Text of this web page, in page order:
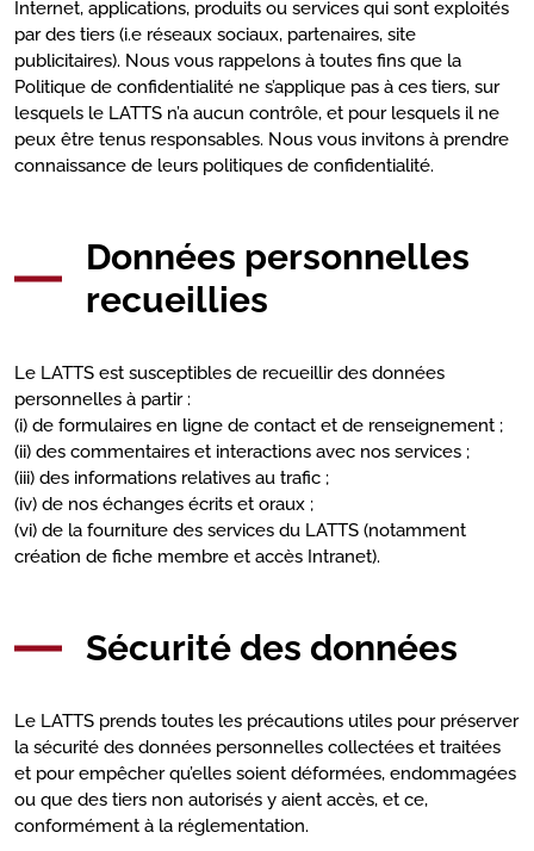
Internet, applications, produits ou services qui sont exploités
par des tiers (i.e réseaux sociaux, partenaires, site
publicitaires). Nous vous rappelons à toutes fins que la
Politique de confidentialité ne s’applique pas à ces tiers, sur
lesquels le LATTS n’a aucun contrôle, et pour lesquels il ne
peux être tenus responsables. Nous vous invitons à prendre
connaissance de leurs politiques de confidentialité.
Données personnelles
recueillies
Le LATTS est susceptibles de recueillir des données
personnelles à partir :
(i) de formulaires en ligne de contact et de renseignement ;
(ii) des commentaires et interactions avec nos services ;
(iii) des informations relatives au trafic ;
(iv) de nos échanges écrits et oraux ;
(vi) de la fourniture des services du LATTS (notamment
création de fiche membre et accès Intranet).
Sécurité des données
Le LATTS prends toutes les précautions utiles pour préserver
la sécurité des données personnelles collectées et traitées
et pour empêcher qu’elles soient déformées, endommagées
ou que des tiers non autorisés y aient accès, et ce,
conformément à la réglementation.